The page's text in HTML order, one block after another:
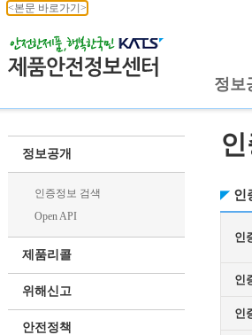
<본문 바로가기>
정보
정보공개
인증정보 검색
Open API
제품리콜
위해신고
안전정책
인
인
인
인